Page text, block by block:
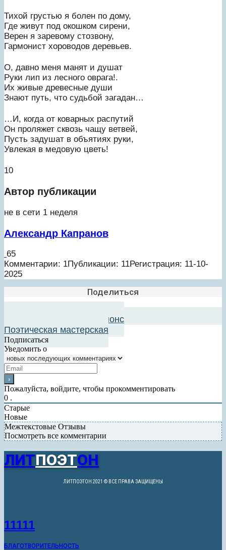
Тихой грустью я болен по дому,
Где живут под окошком сирени,
Верен я заревому стозвону,
Гармонист хороводов деревьев.
О, давно меня манят и душат
Руки лип из лесного оврага!.
Их живые древесные души
Знают путь, что судьбой загадан…
…И, когда от коварных распутий
Он проляжет сквозь чащу ветвей,
Пусть задушат в объятиях руки,
Увлекая в медовую цветь!
10
Автор публикации
не в сети 1 неделя
Александр Капранов
65
Комментарии: 1Публикации: 11Регистрация: 11-10-
2025
Поделиться
Добавить в авторский анонс
Поэтическая мастерская
Подписаться
Уведомить о
Пожалуйста, войдите, чтобы прокомментировать
0 .
Старые
Новые
Межтекстовые Отзывы
Посмотреть все комментарии
ЛИТПОЭТОН
ЛИТПОЭТОН 2021 © ВСЕ ПРАВА ЗАЩИЩЕНЫ
11111
БЛАГОТВОРИТЕЛЬНОСТЬ